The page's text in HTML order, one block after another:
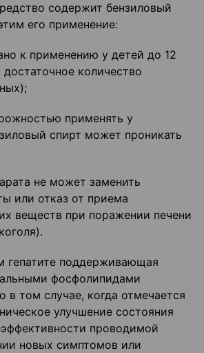
содержит бензиловый
его применение:
к применению у детей до 12
достаточное количество
применять у
спирт может проникать
не может заменить
или отказ от приема
веществ при поражении печени
гепатите поддерживающая
фосфолипидами
в том случае, когда отмечается
улучшение состояния
проводимой
новых симптомов или